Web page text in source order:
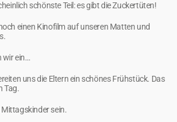
schönste Teil: es gibt die Zuckertüten!
einen Kinofilm auf unseren Matten und
wir ein…
uns die Eltern ein schönes Frühstück. Das
Tag.
sein.